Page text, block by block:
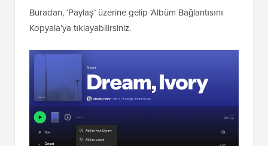
Buradan, ‘Paylaş’ üzerine gelip ‘Albüm Bağlantısını
Kopyala’ya tıklayabilirsiniz.